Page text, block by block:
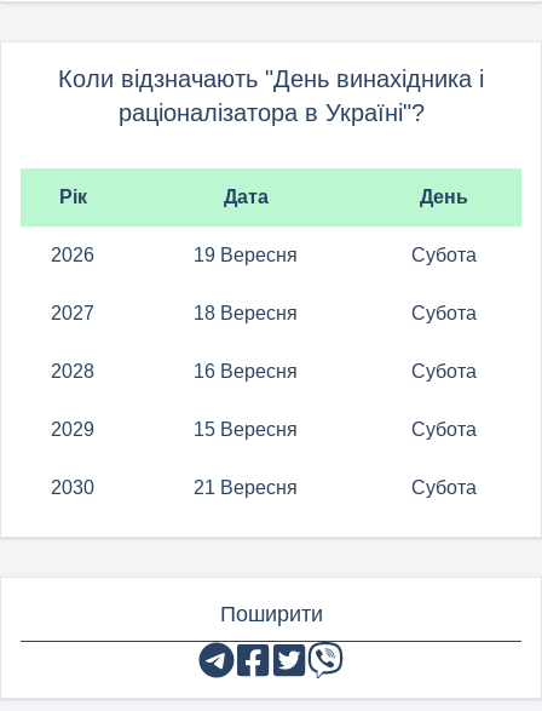
Коли відзначають "День винахідника і
раціоналізатора в Україні"?
Рік Дата День
2026 19 Вересня Субота
2027 18 Вересня Субота
2028 16 Вересня Субота
2029 15 Вересня Субота
2030 21 Вересня Субота
Поширити